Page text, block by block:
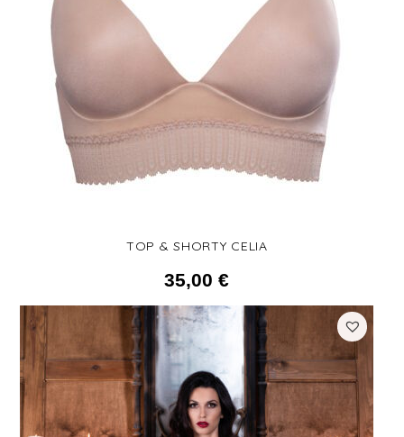
TOP & SHORTY CELIA
35,00€